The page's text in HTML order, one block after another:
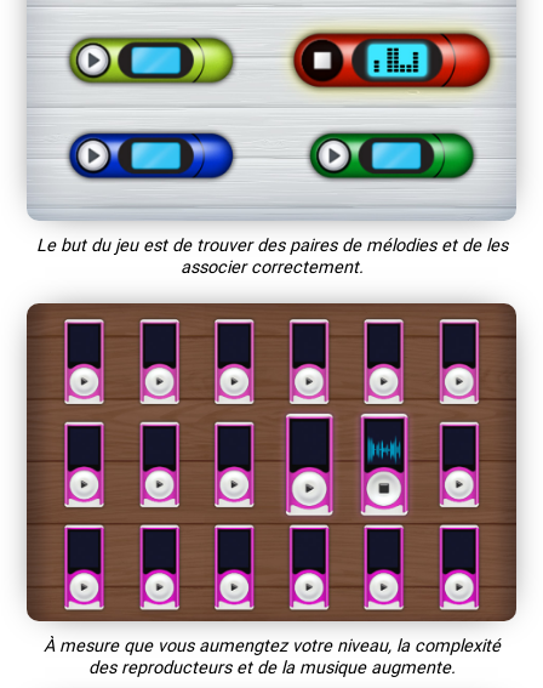
Le but du jeu est de trouver des paires de mélodies et de les
associer correctement.
À mesure que vous aumengtez votre niveau, la complexité
des reproducteurs et de la musique augmente.